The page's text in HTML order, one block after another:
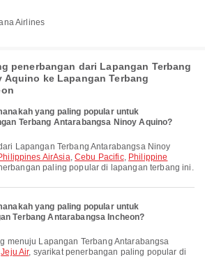
Airlines
penerbangan dari Lapangan Terbang
Aquino ke Lapangan Terbang
yang paling popular untuk
Terbang Antarabangsa Ninoy Aquino?
AirAsia,Cebu Pacific, Philippine
paling popular di lapangan terbang ini.
yang paling popular untuk
Terbang Antarabangsa Incheon?
Jeju Air, syarikat penerbangan paling popular di